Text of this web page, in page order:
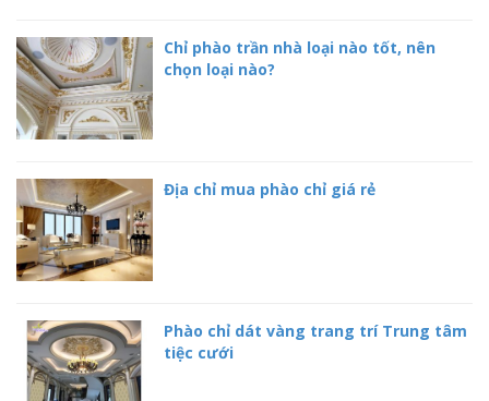
Chỉ phào trần nhà loại nào tốt, nên
chọn loại nào?
Địa chỉ mua phào chỉ giá rẻ
Phào chỉ dát vàng trang trí Trung tâm
tiệc cưới